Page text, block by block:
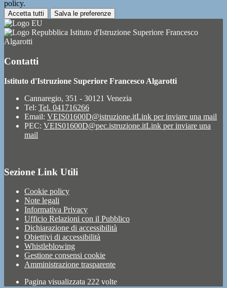
policy.
Accetta tutti Salva le preferenze
Istituto d'Istruzione Superiore Francesco
Algarotti
Contatti
Istituto d'Istruzione Superiore Francesco Algarotti
Cannaregio, 351 - 30121 Venezia
Tel: Tel. 041716266
Email: VEIS01600D@istruzione.itLink per inviare una mail
PEC: VEIS01600D@pec.istruzione.itLink per inviare una
mail
Sezione Link Utili
Cookie policy
Note legali
Informativa Privacy
Ufficio Relazioni con il Pubblico
Dichiarazione di accessibilità
Obiettivi di accessibilità
Whistleblowing
Gestione consensi cookie
Amministrazione trasparente
Pagina visualizzata 222 volte